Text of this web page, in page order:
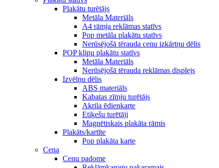
Plakātu turētājs
Metāla Materiāls
A4 rāmja reklāmas statīvs
Pop metāla plakātu statīvs
Nerūsējošā tērauda cenu izkārtņu dēlis
POP klipu plakātu statīvs
Metāla Materiāls
Nerūsējošā tērauda reklāmas displejs
Izvēlņu dēlis
ABS materiāls
Kabatas zīmju turētājs
Akrila ēdienkarte
Etiķešu turētāji
Magnētiskais plakāta rāmis
Plakāts/kartīte
Pop plakāta karte
Cena
Cenu padome